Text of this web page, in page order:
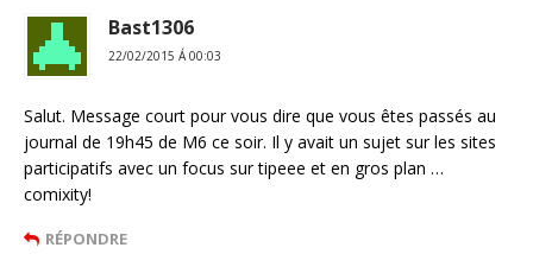
Bast1306
22/02/2015 Á 00:03
Salut. Message court pour vous dire que vous êtes passés au
journal de 19h45 de M6 ce soir. Il y avait un sujet sur les sites
participatifs avec un focus sur tipeee et en gros plan …
comixity!
RÉPONDRE